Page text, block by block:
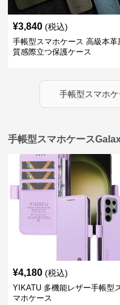
¥3,840 (税込)
手帳型スマホケース 高級本革
質感際立つ保護ケース
手帳型スマホケ
手帳型スマホケース
¥4,180 (税込)
YIKATU 多機能レザー手帳型
マホケース